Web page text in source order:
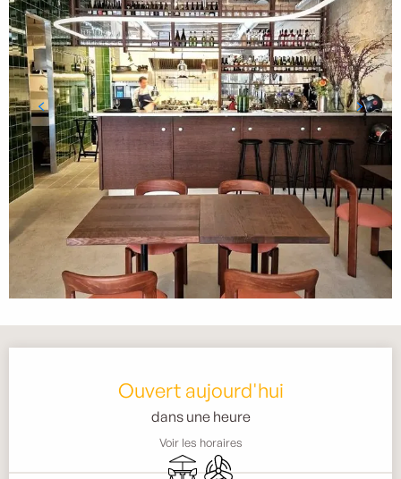
Ouvert aujourd'hui
dans une heure
Voir les horaires
TerrasseAir conditionné